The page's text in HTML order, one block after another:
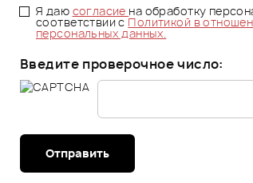
Я даю согласие на обработку
соответствии сПолитикой в
персональных данных.
Введите проверочное число:
Отправить